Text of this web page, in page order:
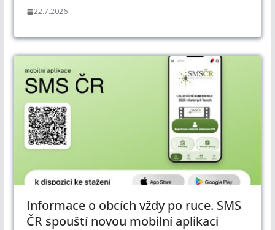
22.7.2026
Informace o obcích vždy po ruce. SMS
ČR spouští novou mobilní aplikaci